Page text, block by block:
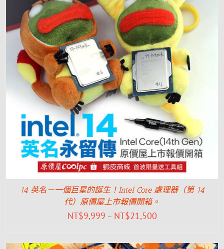
14 英名－一個巨星的誕生！Intel Core 處理器（第 14
代）原價屋上市報價開箱。
NT$9,999 – NT$21,500